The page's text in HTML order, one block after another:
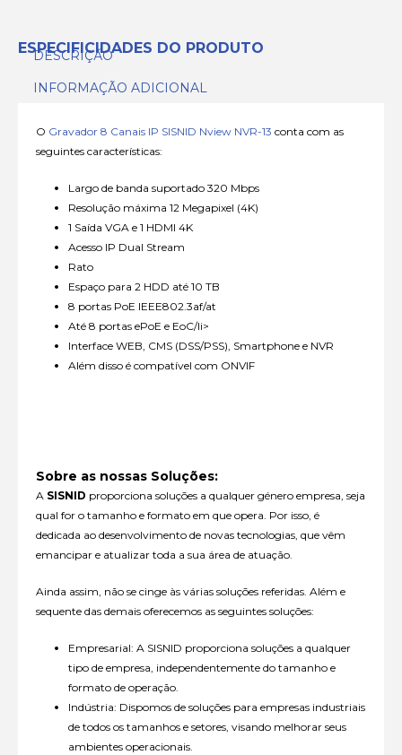
ESPECIFICIDADES DO PRODUTO
DESCRIÇÃO
INFORMAÇÃO ADICIONAL
O Gravador 8 Canais IP SISNID Nview NVR-13 conta com as
seguintes características:
Largo de banda suportado 320 Mbps
Resolução máxima 12 Megapixel (4K)
1 Saída VGA e 1 HDMI 4K
Acesso IP Dual Stream
Rato
Espaço para 2 HDD até 10 TB
8 portas PoE IEEE802.3af/at
Até 8 portas ePoE e EoC/li>
Interface WEB, CMS (DSS/PSS), Smartphone e NVR
Além disso é compatível com ONVIF
Sobre as nossas Soluções:
A SISNID proporciona soluções a qualquer género empresa, seja
qual for o tamanho e formato em que opera. Por isso, é
dedicada ao desenvolvimento de novas tecnologias, que vêm
emancipar e atualizar toda a sua área de atuação.
Ainda assim, não se cinge às várias soluções referidas. Além e
sequente das demais oferecemos as seguintes soluções:
Empresarial: A SISNID proporciona soluções a qualquer
tipo de empresa, independentemente do tamanho e
formato de operação.
Indústria: Dispomos de soluções para empresas industriais
de todos os tamanhos e setores, visando melhorar seus
ambientes operacionais.